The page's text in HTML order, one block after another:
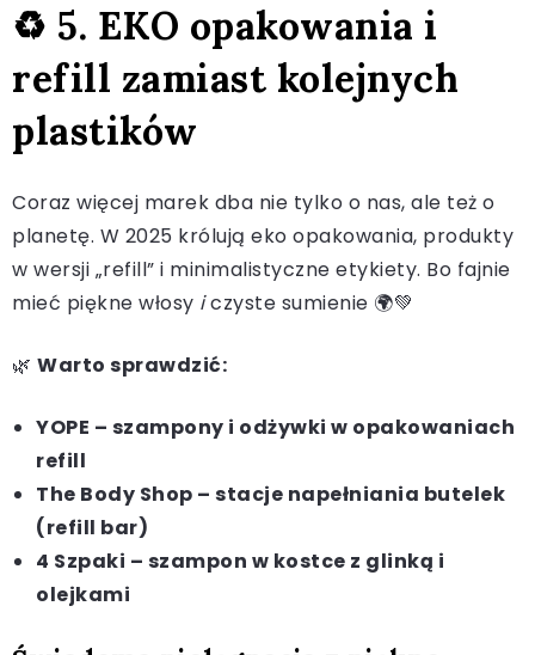
♻️ 5. EKO opakowania i
refill zamiast kolejnych
plastików
Coraz więcej marek dba nie tylko o nas, ale też o
planetę. W 2025 królują eko opakowania, produkty
w wersji „refill” i minimalistyczne etykiety. Bo fajnie
mieć piękne włosy iczyste sumienie 🌍💚
🌿 Warto sprawdzić:
YOPE – szampony i odżywki w opakowaniach
refill
The Body Shop – stacje napełniania butelek
(refill bar)
4 Szpaki – szampon w kostce z glinką i
olejkami